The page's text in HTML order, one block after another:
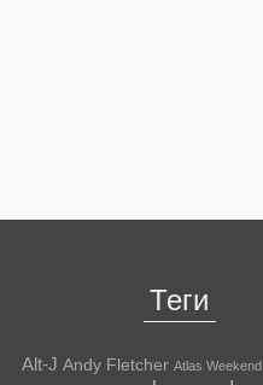
Теги
Alt-J Andy Fletcher Atlas Weekend